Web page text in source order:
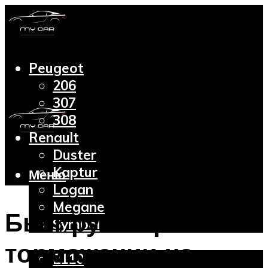
Peugeot
206
307
308
Renault
Duster
Kaptur
Logan
Megane
Symbol
2110
Меню
Бьет руль при
торможении на